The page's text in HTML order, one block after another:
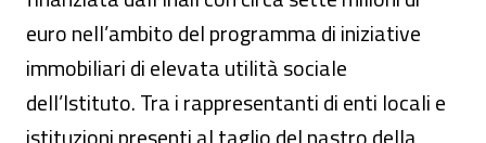
euro nell’ambito del programma di iniziative
immobiliari di elevata utilità sociale
dell’Istituto. Tra i rappresentanti di enti locali e